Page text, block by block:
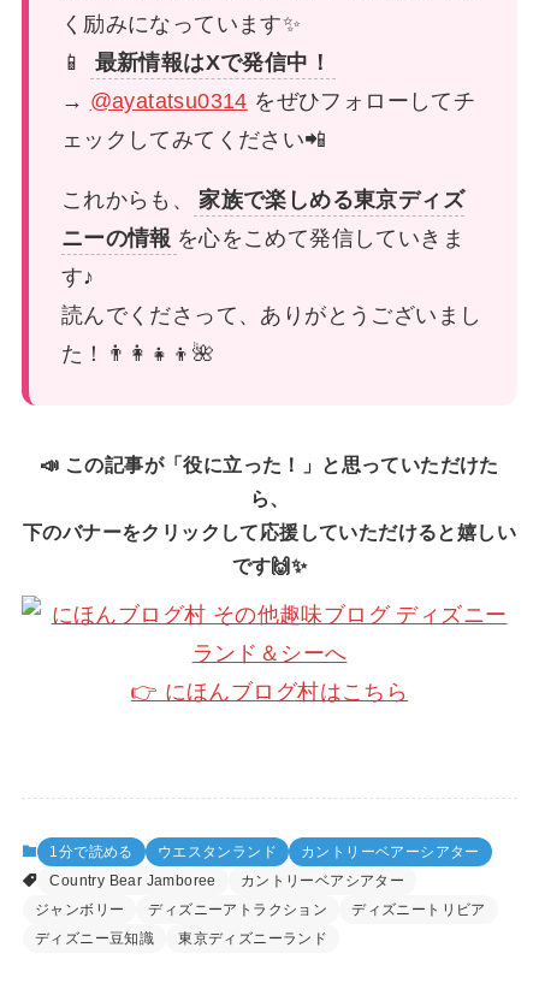
く励みになっています✨
📱
最新情報はXで発信中！
→ @ayatatsu0314 をぜひフォローしてチ
ェックしてみてください📲
これからも、
家族で楽しめる東京ディズ
ニーの情報 を心をこめて発信していきま
す♪
読んでくださって、ありがとうございまし
た！👨‍👩‍👧‍👦🌺
📣 この記事が「役に立った！」と思っていただけた
ら、
下のバナーをクリックして応援していただけると嬉しい
です🙌✨
👉 にほんブログ村はこちら
1分で読める ウエスタンランド
カントリーベアーシアター
Country Bear Jamboree
カントリーベアシアター
ジャンボリー
ディズニーアトラクション
ディズニートリビア
ディズニー豆知識
東京ディズニーランド